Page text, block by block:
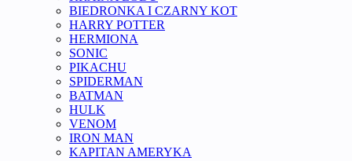
BIEDRONKA I CZARNY KOT
HARRY POTTER
HERMIONA
SONIC
PIKACHU
SPIDERMAN
BATMAN
HULK
VENOM
IRON MAN
KAPITAN AMERYKA